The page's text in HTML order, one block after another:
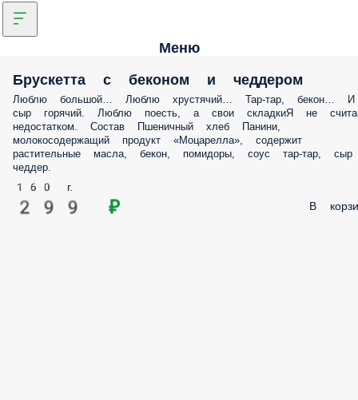
Меню
Брускетта с беконом и чеддером
Люблю большой… Люблю хрустячий… Тар-тар, бекон… И
сыр горячий. Люблю поесть, а свои складкиЯ не
недостатком. Состав Пшеничный хлеб Панини,
молокосодержащий продукт «Моцарелла», содержит
растительные масла, бекон, помидоры, соус тар-тар, сыр
чеддер.
160 г.
299 ₽ В